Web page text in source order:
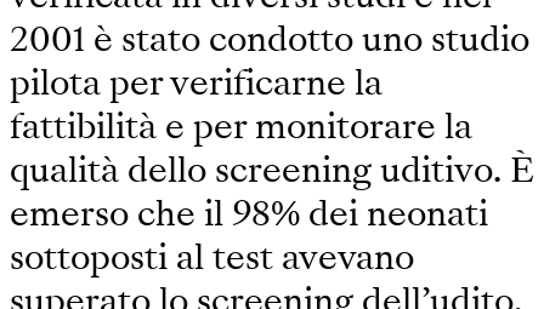
2001 è stato condotto uno studio
pilota per verificarne la
fattibilità e per monitorare la
qualità dello screening uditivo. È
emerso che il 98% dei neonati
sottoposti al test avevano